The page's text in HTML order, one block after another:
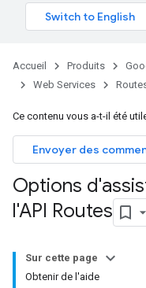
Accueil Produits
Web Services
Ce contenu vous a-t-il été
Envoyer des
Options
l'API Routes
Sur cette page
Obtenir de l'aide